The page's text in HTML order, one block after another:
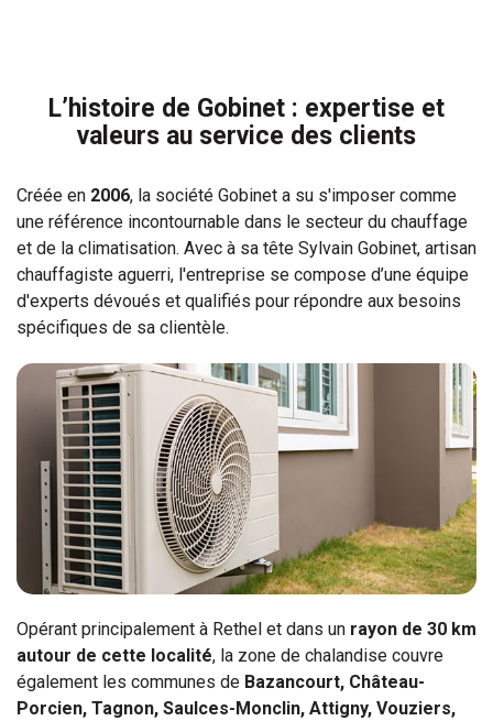
L’histoire de Gobinet : expertise et
valeurs au service des clients
Créée en 2006, la société Gobinet a su s'imposer comme
une référence incontournable dans le secteur du chauffage
et de la climatisation. Avec à sa tête Sylvain Gobinet, artisan
chauffagiste aguerri, l'entreprise se compose d’une équipe
d'experts dévoués et qualifiés pour répondre aux besoins
spécifiques de sa clientèle.
Opérant principalement à Rethel et dans un rayon de 30 km
autour de cette localité, la zone de chalandise couvre
également les communes de Bazancourt, Château-
Porcien, Tagnon, Saulces-Monclin, Attigny, Vouziers,